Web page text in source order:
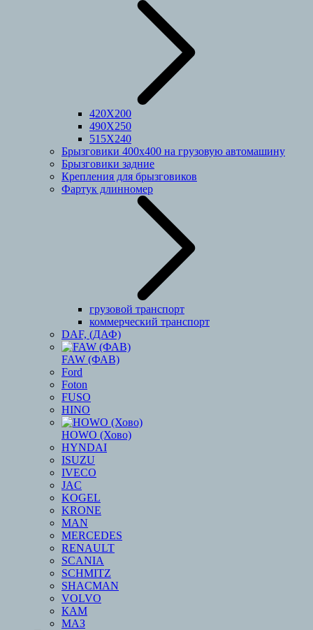
420Х200
490Х250
515Х240
Брызговики 400х400 на грузовую автомашину
Брызговики задние
Крепления для брызговиков
Фартук длинномер
грузовой транспорт
коммерческий транспорт
DAF, (ДАФ)
FAW (ФАВ)
Ford
Foton
FUSO
HINO
HOWO (Хово)
HYNDAI
ISUZU
IVECO
JAC
KOGEL
KRONE
MAN
MERCEDES
RENAULT
SCANIA
SCHMITZ
SHACMAN
VOLVO
КАМ
МАЗ